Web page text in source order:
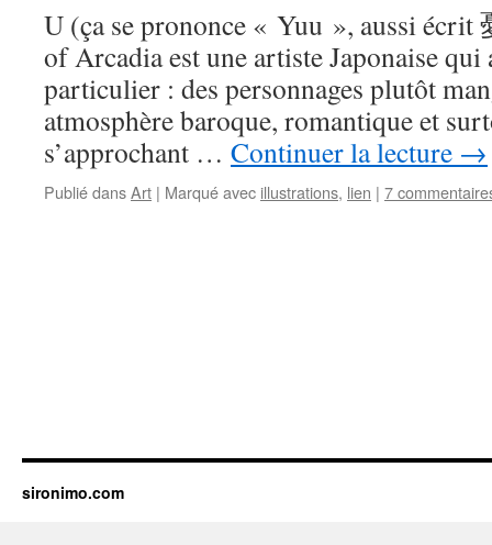
U (ça se prononce « Yuu », aussi écrit
of Arcadia est une artiste Japonaise
particulier : des personnages plutôt
atmosphère baroque, romantique et
s’approchant … Continuer la lecture →
Publié dansArt | Marqué avec illustrations, lien | 7
sironimo.com